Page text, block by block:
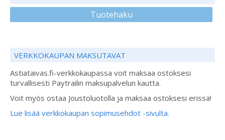
Tuotehaku
VERKKOKAUPAN MAKSUTAVAT
Astiataivas.fi-verkkokaupassa voit maksaa ostoksesi
turvallisesti Paytrailin maksupalvelun kautta.
Voit myös ostaa Joustoluotolla ja maksaa ostoksesi erissä!
Lue lisää verkkokaupan sopimusehdot -sivulta.